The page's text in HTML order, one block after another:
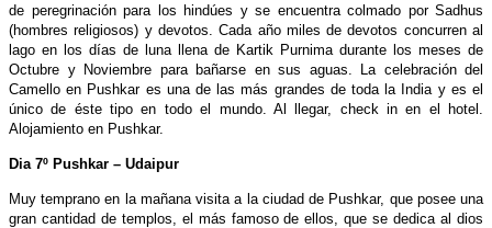
de peregrinación para los hindúes y se encuentra colmado por Sadhus
(hombres religiosos) y devotos. Cada año miles de devotos concurren al
lago en los días de luna llena de Kartik Purnima durante los meses de
Octubre y Noviembre para bañarse en sus aguas. La celebración del
Camello en Pushkar es una de las más grandes de toda la India y es el
único de éste tipo en todo el mundo. Al llegar, check in en el hotel.
Alojamiento en Pushkar.
Dia 7º Pushkar – Udaipur
Muy temprano en la mañana visita a la ciudad de Pushkar, que posee una
gran cantidad de templos, el más famoso de ellos, que se dedica al dios